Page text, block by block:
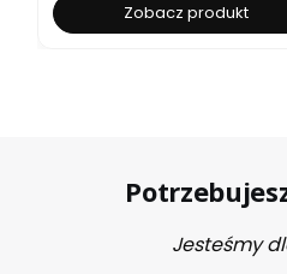
Zobacz produkt
Jesteśmy